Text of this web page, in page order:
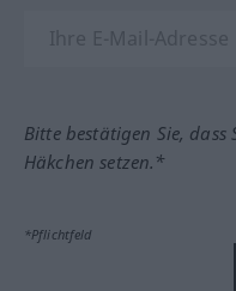
Bitte bestätigen Sie, dass
Häkchen setzen.*
*Pflichtfeld